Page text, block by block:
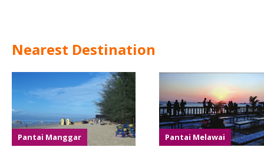
Nearest Destination
Pantai Manggar Pantai Melawai